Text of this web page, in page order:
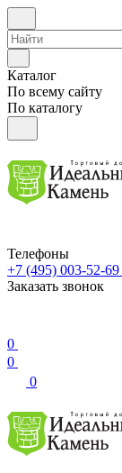
Каталог
По всему сайту
По каталогу
Телефоны
+7 (495) 003-52-69
Заказать звонок
0
0
0